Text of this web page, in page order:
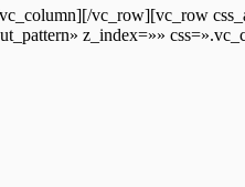
vc_row][vc_row
z_index=»»